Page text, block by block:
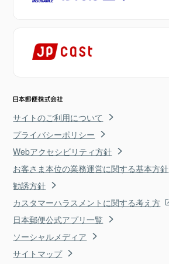
サイトのご利用について
プライバシーポリシー
Webアクセシビリティ方針
お客さま本位の業務運営に関する基本方針
勧誘方針
カスタマーハラスメントに関する考え方
日本郵便公式アプリ一覧
ソーシャルメディア
サイトマップ